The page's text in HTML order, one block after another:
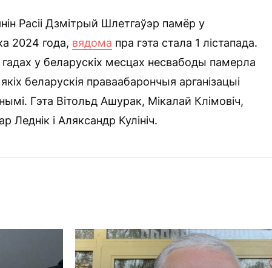
Расіі Дзмітрый Шлетгаўэр памёр у
2024 года, вядома пра гэта стала 1 лістапада.
у беларускіх месцах несвабоды памерла
беларускія праваабарончыя арганізацыі
Гэта Вітольд Ашурак, Мікалай Клімовіч,
Леднік і Аляксандр Кулініч.